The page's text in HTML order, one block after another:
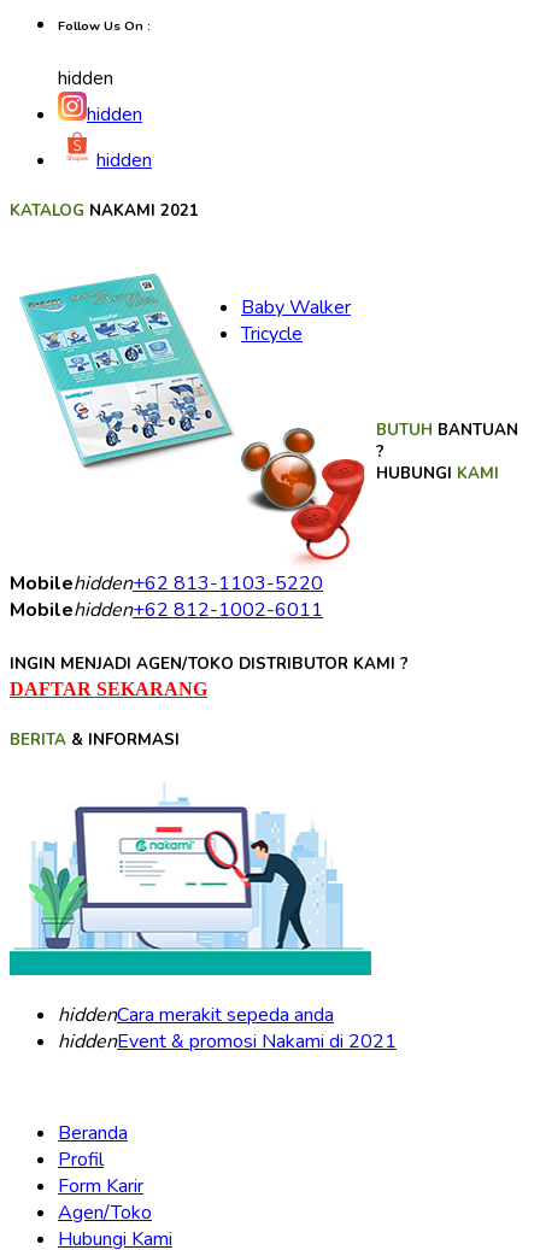
Follow Us On :
hidden
hidden
hidden
KATALOG NAKAMI 2021
Baby Walker
Tricycle
BUTUH BANTUAN
?
HUBUNGI KAMI
Mobilehidden+62 813-1103-5220
Mobilehidden+62 812-1002-6011
INGIN MENJADI AGEN/TOKO DISTRIBUTOR KAMI ?
DAFTAR SEKARANG
BERITA & INFORMASI
hiddenCara merakit sepeda anda
hiddenEvent & promosi Nakami di 2021
Beranda
Profil
Form Karir
Agen/Toko
Hubungi Kami